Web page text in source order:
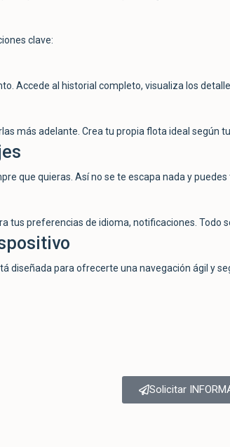
clave:
Accede al historial completo, visualiza los
más adelante. Crea tu propia flota ideal según
que quieras. Así no se te escapa nada y
tus preferencias de idioma, notificaciones. Todo
diseñada para ofrecerte una navegación ágil y
Solicitar